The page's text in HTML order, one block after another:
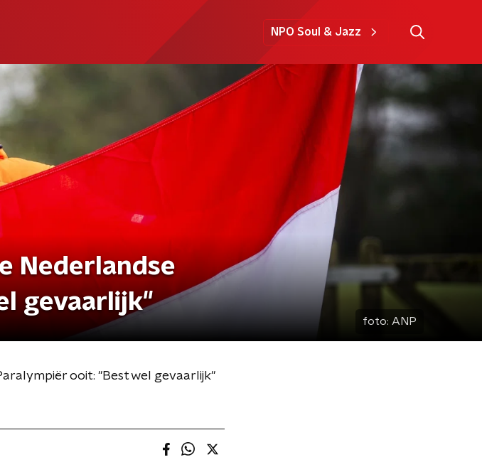
NPO Soul & Jazz
Nederlandse
gevaarlijk"
foto: ANP
ooit: "Best wel gevaarlijk"